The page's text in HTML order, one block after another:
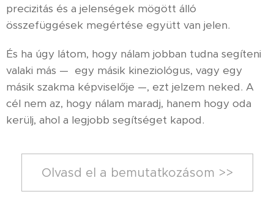
precizitás és a jelenségek mögött álló
összefüggések megértése együtt van jelen.
És ha úgy látom, hogy nálam jobban tudna segíteni
valaki más — egy másik kineziológus, vagy egy
másik szakma képviselője —, ezt jelzem neked. A
cél nem az, hogy nálam maradj, hanem hogy oda
kerülj, ahol a legjobb segítséget kapod.
Olvasd el a bemutatkozásom >>